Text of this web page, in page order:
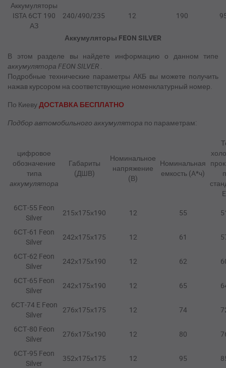
Аккумуляторы
ISTA 6СТ 190
АЗ
240/490/235 12 190
Аккумуляторы FEON SILVER
В этом разделе вы найдете информацию о данном типе
аккумулятора FEON SILVER .
Подробные технические параметры АКБ вы можете получить
нажав курсором на соответствующие номенклатурный номер.
По КиевуДОСТАВКА БЕСПЛАТНО
Подбор автомобильного аккумулятора по параметрам:
цифровое
обозначение
типа
аккумулятора
Габариты
(ДШВ)
Номинальное
напряжение
(В)
Номинальная
емкость (A*ч)
6СТ-55 Feon
Silver
215х175х190 12 55
6СТ-61 Feon
Silver
242х175х175 12 61
6СТ-62 Feon
Silver
242х175х190 12 62
6СТ-65 Feon
Silver
242х175х190 12 65
6СТ-74 E Feon
Silver
276х175х175 12 74
6СТ-80 Feon
Silver
276х175х190 12 80
6СТ-95 Feon
Silver
352х175х175 12 95